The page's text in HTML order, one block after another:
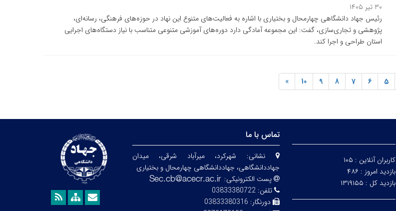
۳۰ تیر ۱۴۰۵
رئیس جهاد دانشگاهی چهارمحال و بختیاری با اشاره به فعالیت‌های متنوع این نهاد در حوزه‌های فرهنگی، رسانه‌ای،
پژوهشی و تجاری‌سازی، گفت: این مجموعه آمادگی دارد دوره‌های آموزشی متنوعی متناسب با نیاز دستگاه‌های اجرایی
استان طراحی و اجرا کند.
5
6
7
8
9
10
»
کاربران آنلاین : ۱۰۵
بازدید امروز : ۴۸۶
بازدید کل : ۱۳۱۹۱۵۵
تماس با ما
نشانی: شهرکرد، میرآباد شرقی، میدان
جهاددانشگاهی، جهاددانشگاهی چهارمحال و بختیاری
پست الکترونیکی:
تلفن:03833380722
دورنگار: 03833380316